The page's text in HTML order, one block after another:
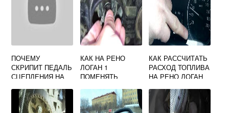
ПОЧЕМУ
СКРИПИТ ПЕДАЛЬ
СЦЕПЛЕНИЯ НА
СТЕПВЕЙ
КАК НА РЕНО
ЛОГАН 1
ПОМЕНЯТЬ
БЛИЖНЕГО
СВЕТА
КАК РАССЧИТАТЬ
РАСХОД ТОПЛИВА
НА РЕНО ЛОГАН